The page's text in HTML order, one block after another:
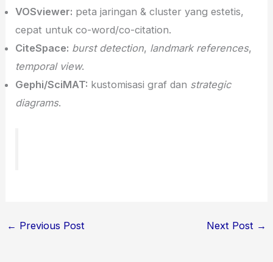
VOSviewer: peta jaringan & cluster yang estetis,
cepat untuk co-word/co-citation.
CiteSpace: burst detection, landmark references,
temporal view.
Gephi/SciMAT: kustomisasi graf dan strategic
diagrams.
← Previous Post Next Post →